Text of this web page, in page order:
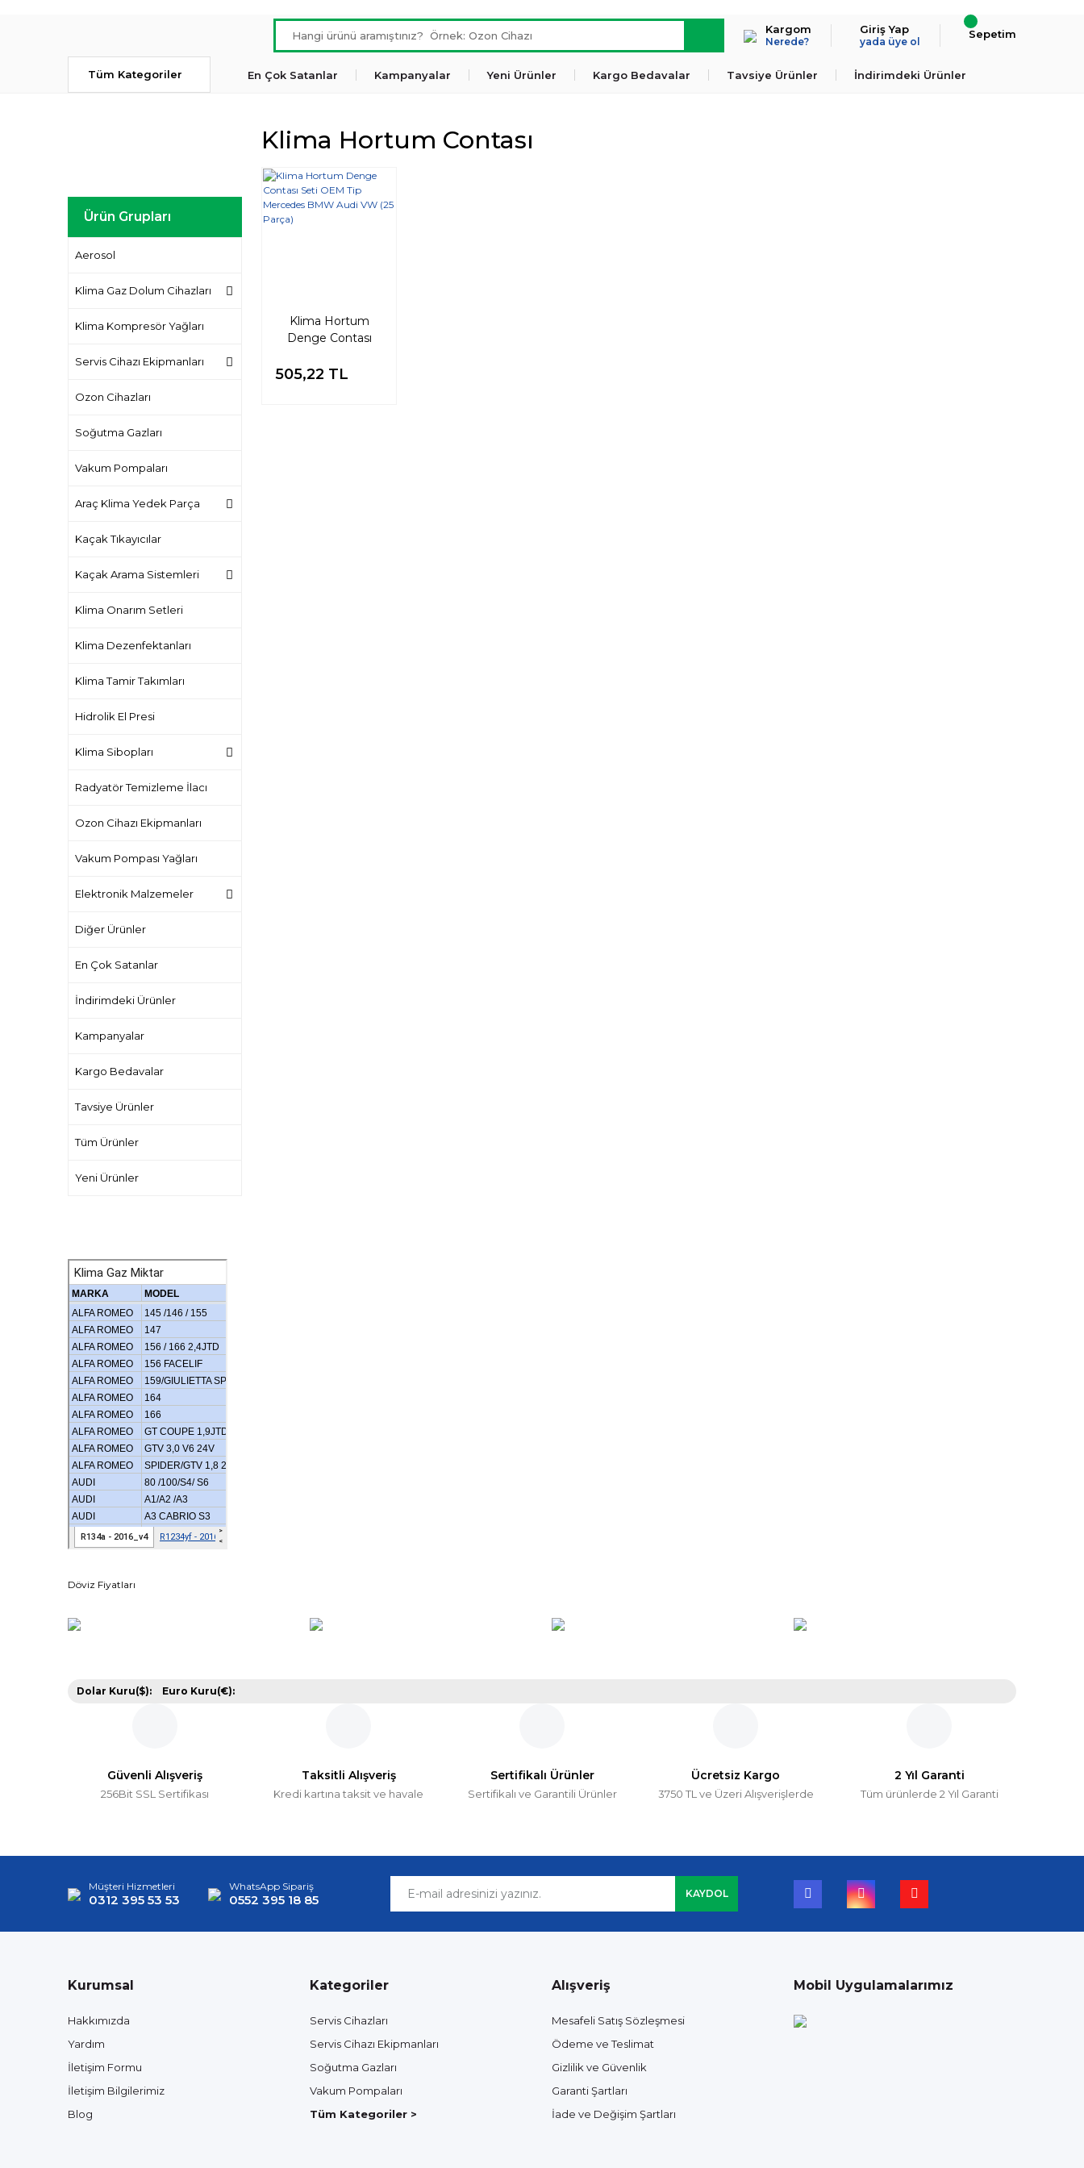
Kargom
Nerede?
Giriş Yap
yada üye ol
Sepetim
Tüm Kategoriler En Çok Satanlar Kampanyalar Yeni Ürünler Kargo Bedavalar Tavsiye Ürünler İndirimdeki Ürünler
Ürün Grupları
Aerosol
Klima Gaz Dolum Cihazları
Klima Kompresör Yağları
Servis Cihazı Ekipmanları
Ozon Cihazları
Soğutma Gazları
Vakum Pompaları
Araç Klima Yedek Parça
Kaçak Tıkayıcılar
Kaçak Arama Sistemleri
Klima Onarım Setleri
Klima Dezenfektanları
Klima Tamir Takımları
Hidrolik El Presi
Klima Sibopları
Radyatör Temizleme İlacı
Ozon Cihazı Ekipmanları
Vakum Pompası Yağları
Elektronik Malzemeler
Diğer Ürünler
En Çok Satanlar
İndirimdeki Ürünler
Kampanyalar
Kargo Bedavalar
Tavsiye Ürünler
Tüm Ürünler
Yeni Ürünler
Döviz Fiyatları
Klima Hortum Contası
Klima Hortum
Denge Contası
Mercedes BMW
505,22 TL
Dolar Kuru($): Euro Kuru(€):
Güvenli Alışveriş
256Bit SSL Sertifikası
Taksitli Alışveriş
Kredi kartına taksit ve havale
Sertifikalı Ürünler
Sertifikalı ve Garantili Ürünler
Ücretsiz Kargo
3750 TL ve Üzeri Alışverişlerde
2 Yıl Garanti
Tüm ürünlerde 2 Yıl Garanti
Müşteri Hizmetleri
0312 395 53 53
WhatsApp Sipariş
0552 395 18 85 KAYDOL
Kurumsal
Hakkımızda
Yardım
İletişim Formu
İletişim Bilgilerimiz
Blog
Kategoriler
Servis Cihazları
Servis Cihazı Ekipmanları
Soğutma Gazları
Vakum Pompaları
Tüm Kategoriler >
Alışveriş
Mesafeli Satış Sözleşmesi
Ödeme ve Teslimat
Gizlilik ve Güvenlik
Garanti Şartları
İade ve Değişim Şartları
Mobil Uygulamalarımız